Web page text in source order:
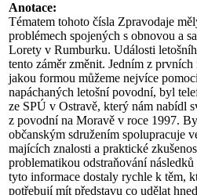
Anotace:
Tématem tohoto čísla Zpravodaje
problémech spojených s obnovou a
Lorety v Rumburku. Události
tento záměr změnit. Jedním z
jakou formou můžeme nejvíce
napáchaných letošní povodní, byl
ze SPÚ v Ostravě, který nám nabídl
z povodní na Moravě v roce 1997.
občanským sdružením spolupracuje
majících znalosti a praktické
problematikou odstraňování
tyto informace dostaly rychle k těm,
potřebují mít představu co udělat